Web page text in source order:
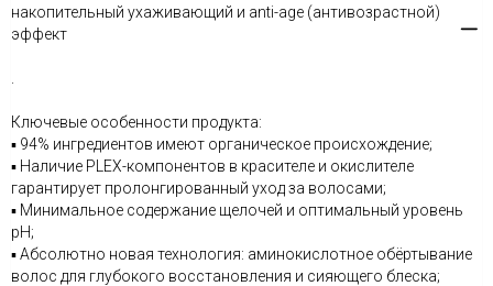
накопительный ухаживающий и anti-age (антивозрастной)
эффект
Ключевые особенности продукта:
▪ 94% ингредиентов имеют органическое происхождение;
▪ Наличие PLEX-компонентов в красителе и окислителе
гарантирует пролонгированный уход за волосами;
▪ Минимальное содержание щелочей и оптимальный уровень
pH;
▪ Абсолютно новая технология: аминокислотное обёртывание
волос для глубокого восстановления и сияющего блеска;